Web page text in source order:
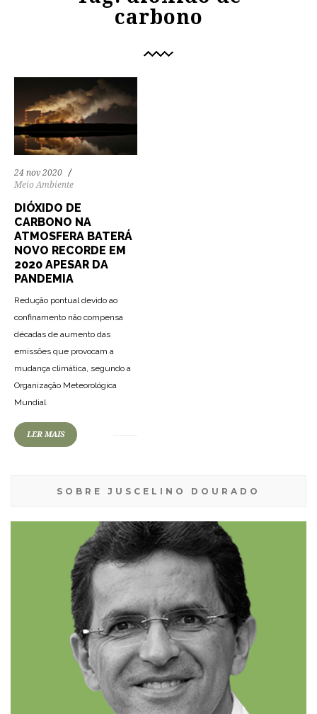
carbono
24 nov 2020
Meio Ambiente
DIÓXIDO DE
CARBONO NA
ATMOSFERA BATERÁ
NOVO RECORDE EM
2020 APESAR DA
PANDEMIA
Redução pontual devido ao
confinamento não compensa
décadas de aumento das
emissões que provocam a
mudança climática, segundo a
Organização Meteorológica
Mundial
LER MAIS
SOBRE JUSCELINO DOURADO